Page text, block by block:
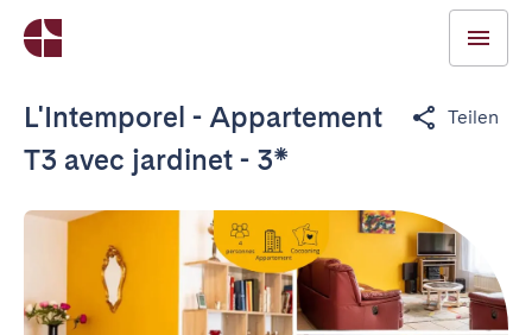
L'Intemporel - Appartement
T3 avec jardinet - 3*
Teilen